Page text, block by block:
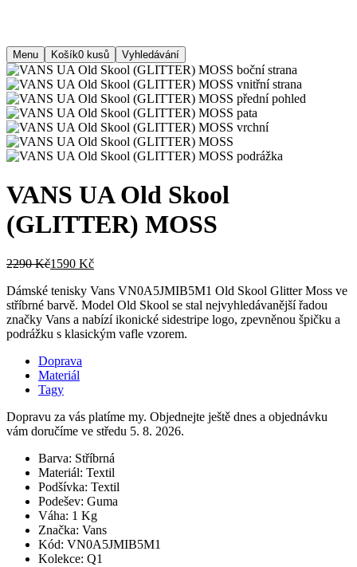
Menu Košík0 kusů Vyhledávání
VANS UA Old Skool
(GLITTER) MOSS
2290 Kč1590 Kč
Dámské tenisky Vans VN0A5JMIB5M1 Old Skool Glitter Moss ve
stříbrné barvě. Model Old Skool se stal nejvyhledávanější řadou
značky Vans a nabízí ikonické sidestripe logo, zpevněnou špičku a
podrážku s klasickým vafle vzorem.
Doprava
Materiál
Tagy
Dopravu za vás platíme my. Objednejte ještě dnes a objednávku
vám doručíme ve středu 5. 8. 2026.
Barva: Stříbrná
Materiál: Textil
Podšívka: Textil
Podešev: Guma
Váha: 1 Kg
Značka: Vans
Kód: VN0A5JMIB5M1
Kolekce: Q1